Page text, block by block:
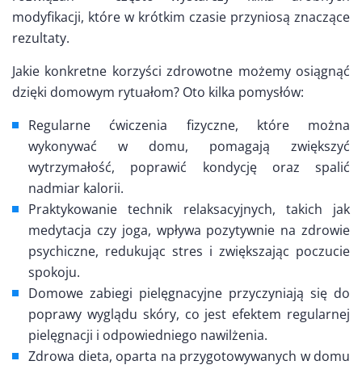
modyfikacji, które w krótkim czasie przyniosą znaczące
rezultaty.
Jakie konkretne korzyści zdrowotne możemy osiągnąć
dzięki domowym rytuałom? Oto kilka pomysłów:
Regularne ćwiczenia fizyczne, które można
wykonywać w domu, pomagają zwiększyć
wytrzymałość, poprawić kondycję oraz spalić
nadmiar kalorii.
Praktykowanie technik relaksacyjnych, takich jak
medytacja czy joga, wpływa pozytywnie na zdrowie
psychiczne, redukując stres i zwiększając poczucie
spokoju.
Domowe zabiegi pielęgnacyjne przyczyniają się do
poprawy wyglądu skóry, co jest efektem regularnej
pielęgnacji i odpowiedniego nawilżenia.
Zdrowa dieta, oparta na przygotowywanych w domu